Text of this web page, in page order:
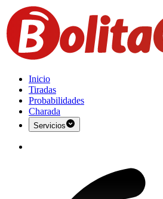
Inicio
Tiradas
Probabilidades
Charada
Servicios